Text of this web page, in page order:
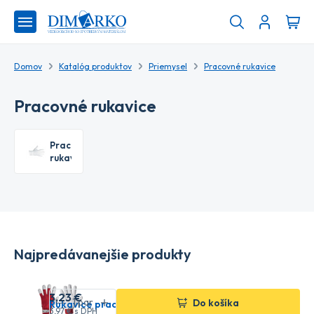
Domov Katalóg produktov Priemysel Pracovné rukavice
Pracovné rukavice
Pracovné
rukavice
Najpredávanejšie produkty
CXS
Rukavice pracovné TECHNIK červeno-biele č.10
Na sklade
3,23 €
3,97 €s DPH
Do košíka